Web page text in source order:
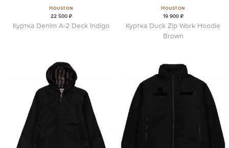
Houston
22 500 ₽
Куртка Denim A-2 Deck Indigo
Houston
19 900 ₽
Куртка Duck Zip Work Hoodie
Brown